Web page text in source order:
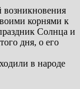
возникновения
корнями к
Солнца и
дня, о его
в народе